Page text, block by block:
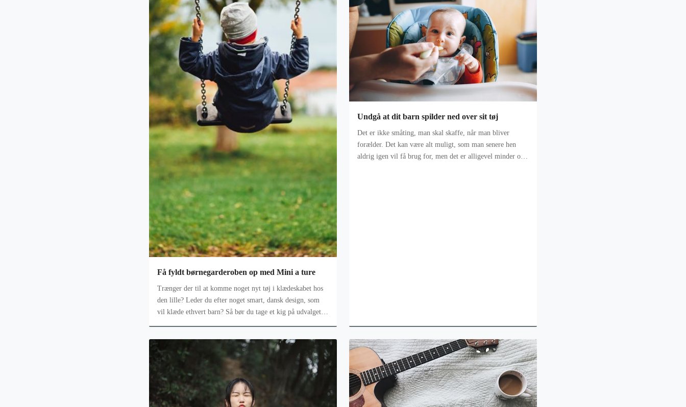
Få fyldt børnegarderoben op med Mini a ture
Trænger der til at komme noget nyt tøj i klædeskabet hos
den lille? Leder du efter noget smart, dansk design, som
vil klæde ethvert barn? Så bør du tage et kig på udvalget
Undgå at dit barn spilder ned over sit tøj
Det er ikke småting, man skal skaffe, når man bliver
forælder. Det kan være alt muligt, som man senere hen
aldrig igen vil få brug for, men det er alligevel minder og